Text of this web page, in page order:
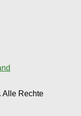
Alle Rechte